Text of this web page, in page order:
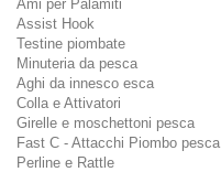
Ami per Palamiti
Assist Hook
Testine piombate
Minuteria da pesca
Aghi da innesco esca
Colla e Attivatori
Girelle e moschettoni pesca
Fast C - Attacchi Piombo pesca
Perline e Rattle